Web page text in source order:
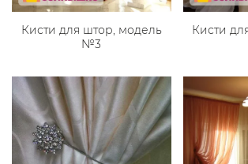
Кисти для штор, модель
№3
Кисти